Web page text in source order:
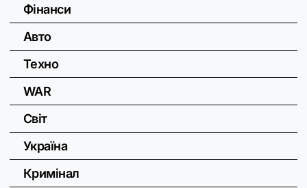
Фінанси
Авто
Техно
WAR
Світ
Україна
Кримінал